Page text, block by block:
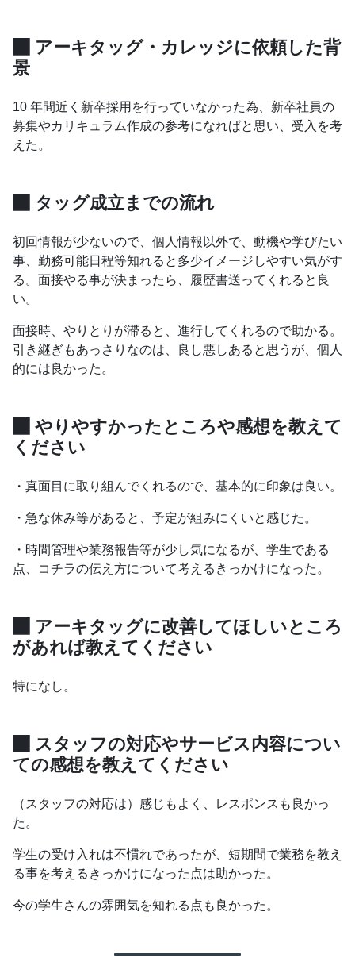
アーキタッグ・カレッジに依頼した背
景
10 年間近く新卒採用を行っていなかった為、新卒社員の
募集やカリキュラム作成の参考になればと思い、受入を考
えた。
タッグ成立までの流れ
初回情報が少ないので、個人情報以外で、動機や学びたい
事、勤務可能日程等知れると多少イメージしやすい気がす
る。面接やる事が決まったら、履歴書送ってくれると良
い。
面接時、やりとりが滞ると、進行してくれるので助かる。
引き継ぎもあっさりなのは、良し悪しあると思うが、個人
的には良かった。
やりやすかったところや感想を教えて
ください
・真面目に取り組んでくれるので、基本的に印象は良い。
・急な休み等があると、予定が組みにくいと感じた。
・時間管理や業務報告等が少し気になるが、学生である
点、コチラの伝え方について考えるきっかけになった。
アーキタッグに改善してほしいところ
があれば教えてください
特になし。
スタッフの対応やサービス内容につい
ての感想を教えてください
（スタッフの対応は）感じもよく、レスポンスも良かっ
た。
学生の受け入れは不慣れであったが、短期間で業務を教え
る事を考えるきっかけになった点は助かった。
今の学生さんの雰囲気を知れる点も良かった。